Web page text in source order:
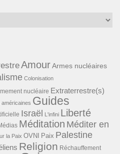
AmourArmes nucléaires
Colonisation
nucléaire Extraterrestre(s)
Guides
Israël L'infini Liberté
Méditation Méditer en
la Paix OVNI Paix Palestine
Religion Réchauffement